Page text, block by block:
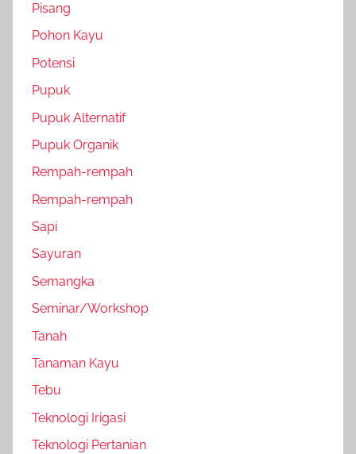
Pisang
Pohon Kayu
Potensi
Pupuk
Pupuk Alternatif
Pupuk Organik
Rempah-rempah
Rempah-rempah
Sapi
Sayuran
Semangka
Seminar/Workshop
Tanah
Tanaman Kayu
Tebu
Teknologi Irigasi
Teknologi Pertanian